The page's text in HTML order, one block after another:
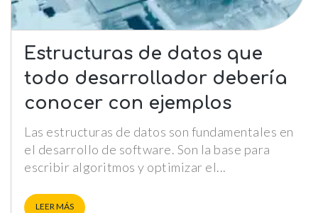
Estructuras de datos que
todo desarrollador debería
conocer con ejemplos
Las estructuras de datos son fundamentales en
el desarrollo de software. Son la base para
escribir algoritmos y optimizar el
LEER MÁS
cookies,
algunas
no se
mostrarán en
la web.
Marketing
Al compartir tus
intereses y
comportamiento